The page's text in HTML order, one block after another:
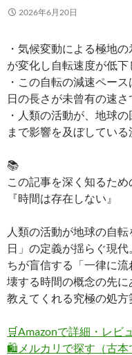
2026年6月20日
・気候変動による極地
が変化し自転速度が低下
・この自転の減速ペー
日の長さが未曾有の速さ
・人類の活動が、地球
まで影響を及ぼしている
📚
この記事を深く知るため
『時間は存在しない』
人類の活動が地球の自
日」の定義が揺らぐ現
ちが盲信する「一律に
壊する時間の概念の先
教えてくれる究極の処方
🛒Amazonで詳細・レビ
🛍️ メルカリで探す（古本